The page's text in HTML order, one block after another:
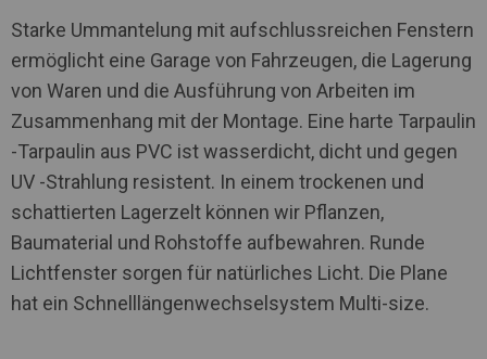
Starke Ummantelung mit aufschlussreichen Fenstern
ermöglicht eine Garage von Fahrzeugen, die Lagerung
von Waren und die Ausführung von Arbeiten im
Zusammenhang mit der Montage. Eine harte Tarpaulin
-Tarpaulin aus PVC ist wasserdicht, dicht und gegen
UV -Strahlung resistent. In einem trockenen und
schattierten Lagerzelt können wir Pflanzen,
Baumaterial und Rohstoffe aufbewahren. Runde
Lichtfenster sorgen für natürliches Licht. Die Plane
hat ein Schnelllängenwechselsystem Multi-size.